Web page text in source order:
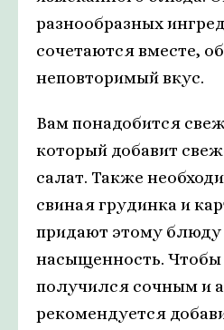
разнообразных
сочетаются вместе,
неповторимый вкус.
Вам понадобится
который добавит
салат. Также
свиная грудинка и
придают этому блюду
насыщенность. Чтобы
получился сочным и
рекомендуется